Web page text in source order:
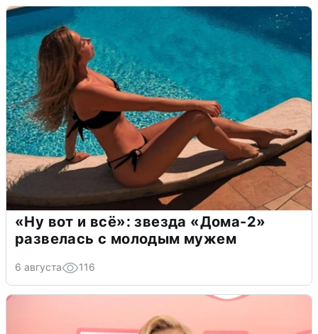
«Ну вот и всё»: звезда «Дома-2»
развелась с молодым мужем
6 августа 116